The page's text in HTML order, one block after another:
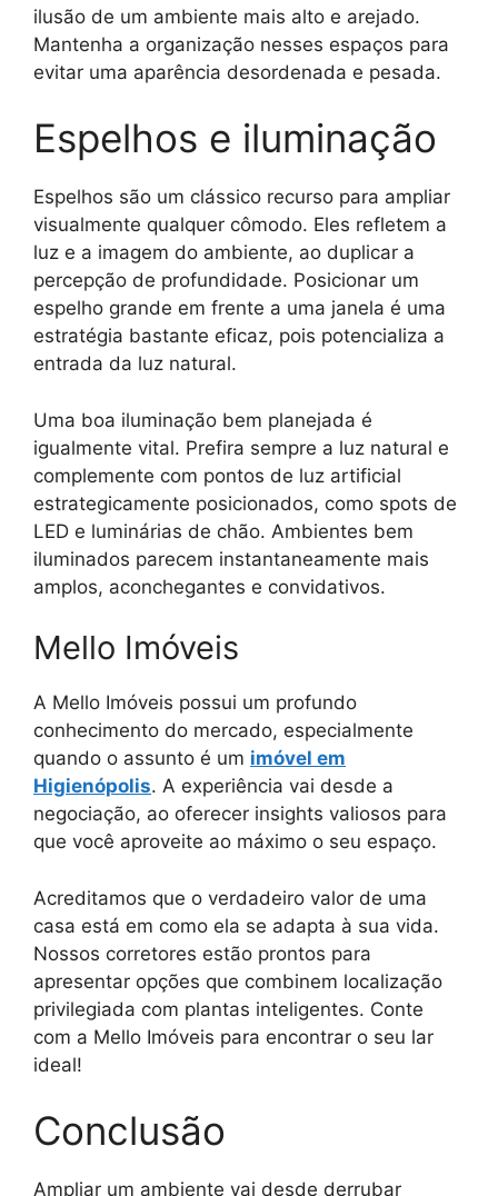
ilusão de um ambiente mais alto e arejado.
Mantenha a organização nesses espaços para
evitar uma aparência desordenada e pesada.
Espelhos e iluminação
Espelhos são um clássico recurso para ampliar
visualmente qualquer cômodo. Eles refletem a
luz e a imagem do ambiente, ao duplicar a
percepção de profundidade. Posicionar um
espelho grande em frente a uma janela é uma
estratégia bastante eficaz, pois potencializa a
entrada da luz natural.
Uma boa iluminação bem planejada é
igualmente vital. Prefira sempre a luz natural e
complemente com pontos de luz artificial
estrategicamente posicionados, como spots de
LED e luminárias de chão. Ambientes bem
iluminados parecem instantaneamente mais
amplos, aconchegantes e convidativos.
Mello Imóveis
A Mello Imóveis possui um profundo
conhecimento do mercado, especialmente
quando o assunto é um imóvel em
Higienópolis. A experiência vai desde a
negociação, ao oferecer insights valiosos para
que você aproveite ao máximo o seu espaço.
Acreditamos que o verdadeiro valor de uma
casa está em como ela se adapta à sua vida.
Nossos corretores estão prontos para
apresentar opções que combinem localização
privilegiada com plantas inteligentes. Conte
com a Mello Imóveis para encontrar o seu lar
ideal!
Conclusão
Ampliar um ambiente vai desde derrubar